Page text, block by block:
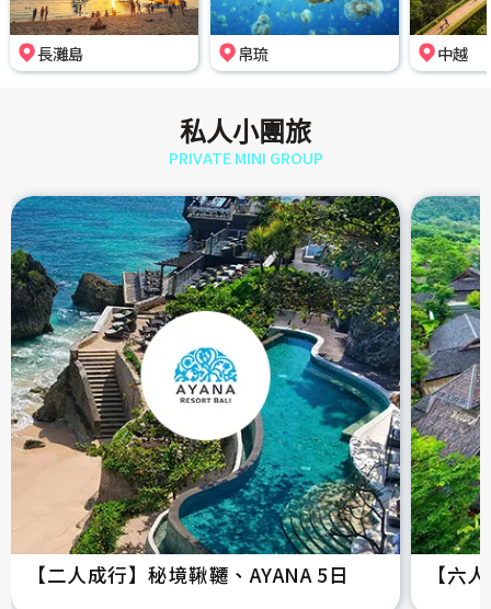
長灘島 帛琉 中越
私人小團旅
PRIVATE MINI GROUP
【二人成行】秘境鞦韆、AYANA 5日 【六